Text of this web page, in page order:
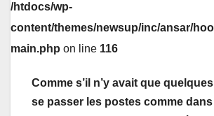
/htdocs/wp-
content/themes/newsup/inc/ansar/
main.php on line 116
Comme s’il n’y avait que
se passer les postes comme